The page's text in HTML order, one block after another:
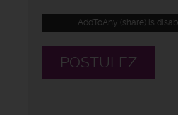
AddToAny (share) is
POSTULEZ